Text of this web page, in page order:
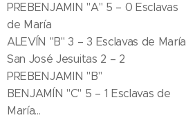
PREBENJAMIN "A" 5 – 0 Esclavas
de María
ALEVÍN "B" 3 – 3 Esclavas de María
San José Jesuitas 2 – 2
PREBENJAMIN "B"
BENJAMÍN "C" 5 – 1 Esclavas de
María...